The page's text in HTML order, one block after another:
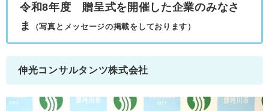
令和8年度 贈呈式を開催した企業のみなさ
ま
（写真とメッセージの掲載をしております）
伸光コンサルタンツ株式会社